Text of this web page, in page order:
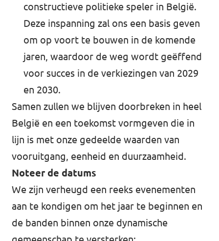
constructieve politieke speler in België.
Deze inspanning zal ons een basis geven
om op voort te bouwen in de komende
jaren, waardoor de weg wordt geëffend
voor succes in de verkiezingen van 2029
en 2030.
Samen zullen we blijven doorbreken in heel
België en een toekomst vormgeven die in
lijn is met onze gedeelde waarden van
vooruitgang, eenheid en duurzaamheid.
Noteer de datums
We zijn verheugd een reeks evenementen
aan te kondigen om het jaar te beginnen en
de banden binnen onze dynamische